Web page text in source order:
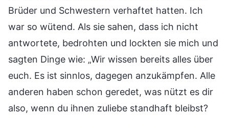
Brüder und Schwestern verhaftet hatten. Ich
war so wütend. Als sie sahen, dass ich nicht
antwortete, bedrohten und lockten sie mich und
sagten Dinge wie: „Wir wissen bereits alles über
euch. Es ist sinnlos, dagegen anzukämpfen. Alle
anderen haben schon geredet, was nützt es dir
also, wenn du ihnen zuliebe standhaft bleibst?